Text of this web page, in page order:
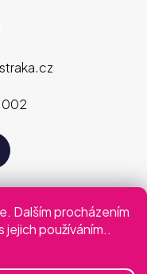
Dalším procházením
používáním..
002